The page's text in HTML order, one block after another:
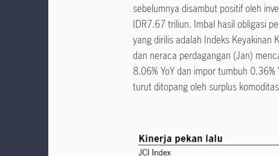
sebelumnya disambut positif oleh
IDR7.67 triliun. Imbal hasil obligasi
yang dirilis adalah Indeks
dan neraca perdagangan (Jan)
8.06% YoY dan impor tumbuh
turut ditopang oleh surplus